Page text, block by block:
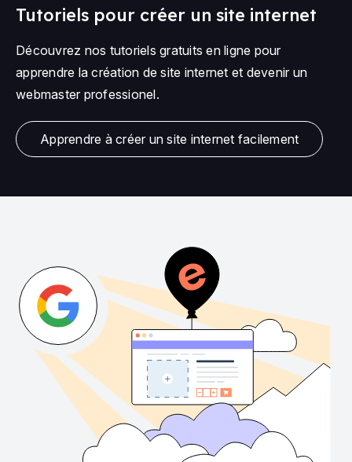
Tutoriels pour créer un site internet
Découvrez nos tutoriels gratuits en ligne pour
apprendre la création de site internet et devenir un
webmaster professionel.
Apprendre à créer un site internet facilement